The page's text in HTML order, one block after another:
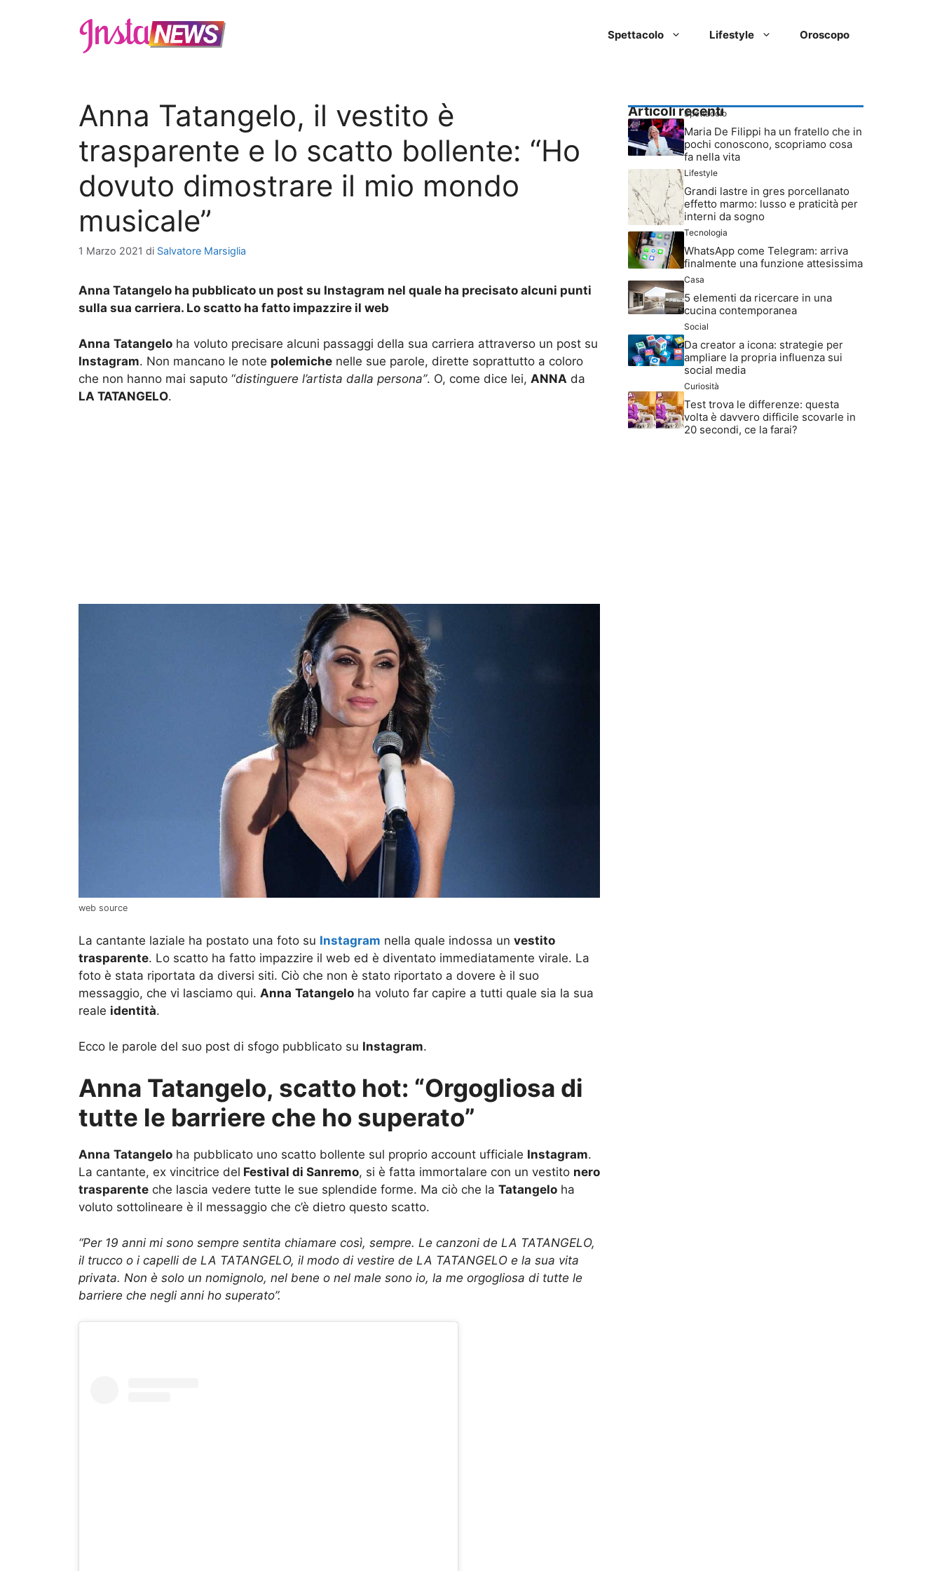
Spettacolo Lifestyle Oroscopo
Anna Tatangelo, il vestito è
trasparente e lo scatto bollente: “Ho
dovuto dimostrare il mio mondo
musicale”
1 Marzo 2021 di Salvatore Marsiglia
Anna Tatangelo ha pubblicato un post su Instagram nel quale ha precisato alcuni punti
sulla sua carriera. Lo scatto ha fatto impazzire il web
Anna Tatangelo ha voluto precisare alcuni passaggi della sua carriera attraverso un post su
Instagram. Non mancano le note polemiche nelle sue parole, dirette soprattutto a coloro
che non hanno mai saputo “distinguere l’artista dalla persona”. O, come dice lei, ANNA da
LA TATANGELO.
web source
La cantante laziale ha postato una foto su Instagram nella quale indossa un vestito
trasparente. Lo scatto ha fatto impazzire il web ed è diventato immediatamente virale. La
foto è stata riportata da diversi siti. Ciò che non è stato riportato a dovere è il suo
messaggio, che vi lasciamo qui. Anna Tatangelo ha voluto far capire a tutti quale sia la sua
reale identità.
Ecco le parole del suo post di sfogo pubblicato su Instagram.
Anna Tatangelo, scatto hot: “Orgogliosa di
tutte le barriere che ho superato”
Anna Tatangelo ha pubblicato uno scatto bollente sul proprio account ufficiale Instagram.
La cantante, ex vincitrice del Festival di Sanremo, si è fatta immortalare con un vestito nero
trasparente che lascia vedere tutte le sue splendide forme. Ma ciò che la Tatangelo ha
voluto sottolineare è il messaggio che c’è dietro questo scatto.
“Per 19 anni mi sono sempre sentita chiamare così, sempre. Le canzoni de LA TATANGELO,
il trucco o i capelli de LA TATANGELO, il modo di vestire de LA TATANGELO e la sua vita
privata. Non è solo un nomignolo, nel bene o nel male sono io, la me orgogliosa di tutte le
barriere che negli anni ho superato”.
Articoli recenti
Spettacolo
Maria De Filippi ha un fratello che in
pochi conoscono, scopriamo cosa
fa nella vita
Lifestyle
Grandi lastre in gres porcellanato
effetto marmo: lusso e praticità per
interni da sogno
Tecnologia
WhatsApp come Telegram: arriva
finalmente una funzione attesissima
Casa
5 elementi da ricercare in una
cucina contemporanea
Social
Da creator a icona: strategie per
ampliare la propria influenza sui
social media
Curiosità
Test trova le differenze: questa
volta è davvero difficile scovarle in
20 secondi, ce la farai?